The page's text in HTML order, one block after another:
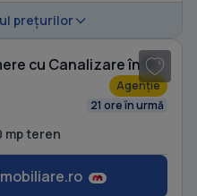
prețurilor
Casă individuală cu 6 camere cu Canalizare în Pipera
Agenție
21 ore în urmă
mp teren